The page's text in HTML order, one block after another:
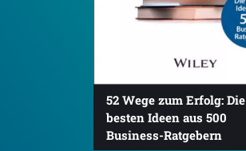
52 Wege zum Erfolg: Die
besten Ideen aus 500
Business-Ratgebern